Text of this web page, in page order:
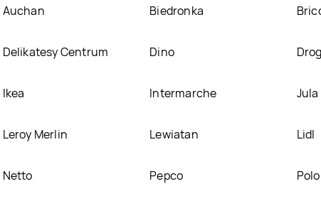
Auchan Biedronka
Delikatesy Centrum Dino
Ikea Intermarche Jula
Leroy Merlin Lewiatan Lidl
Netto Pepco